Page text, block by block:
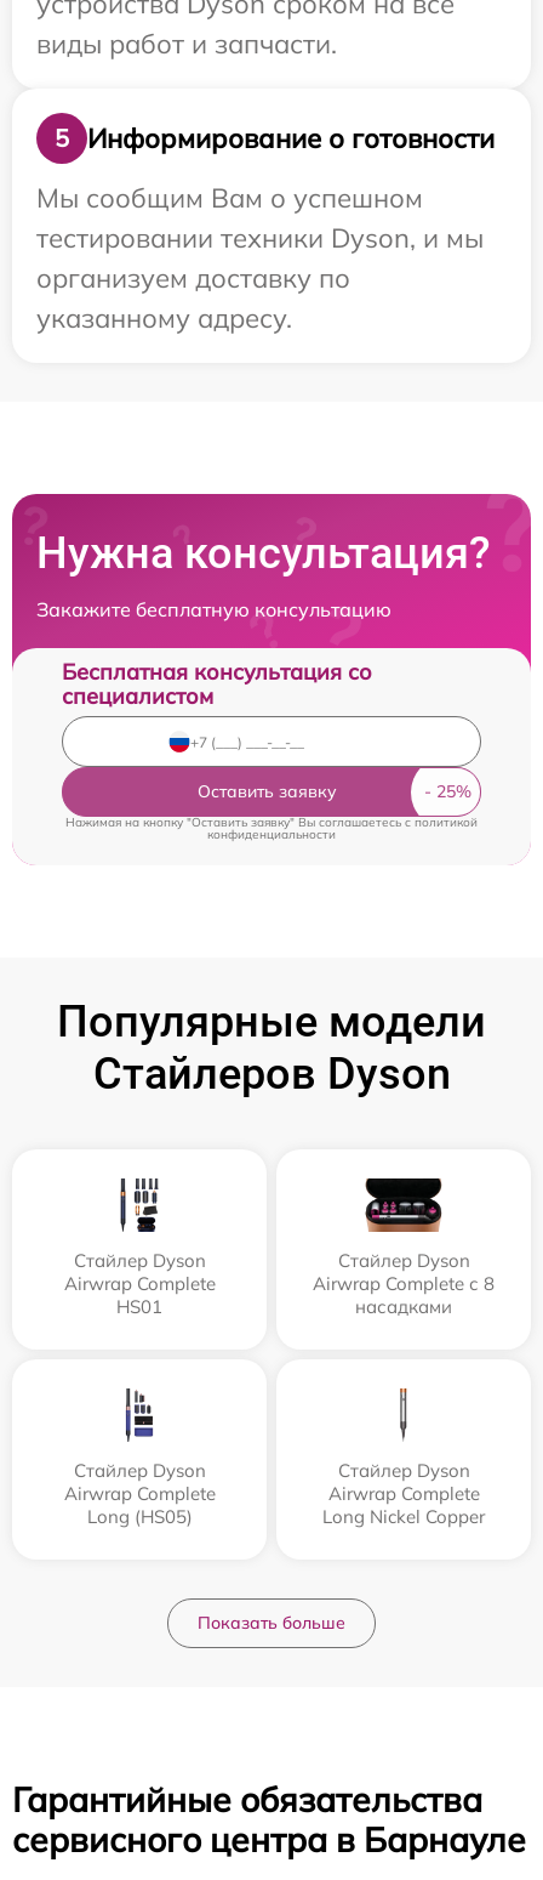
виды работ и запчасти.
5
Информирование о готовности
Мы сообщим Вам о успешном
тестировании техники Dyson, и мы
организуем доставку по
указанному адресу.
Нужна консультация?
Закажите бесплатную консультацию
Бесплатная консультация со
специалистом
Оставить заявку
Нажимая на кнопку "Оставить заявку" Вы соглашаетесь c политикой
конфиденциальности
Популярные модели
Стайлеров Dyson
Стайлер Dyson
Airwrap Complete
HS01
Стайлер Dyson
Airwrap Complete с 8
насадками
Стайлер Dyson
Airwrap Complete
Long (HS05)
Стайлер Dyson
Airwrap Complete
Long Nickel Copper
Показать больше
Гарантийные обязательства
сервисного центра в Барнауле